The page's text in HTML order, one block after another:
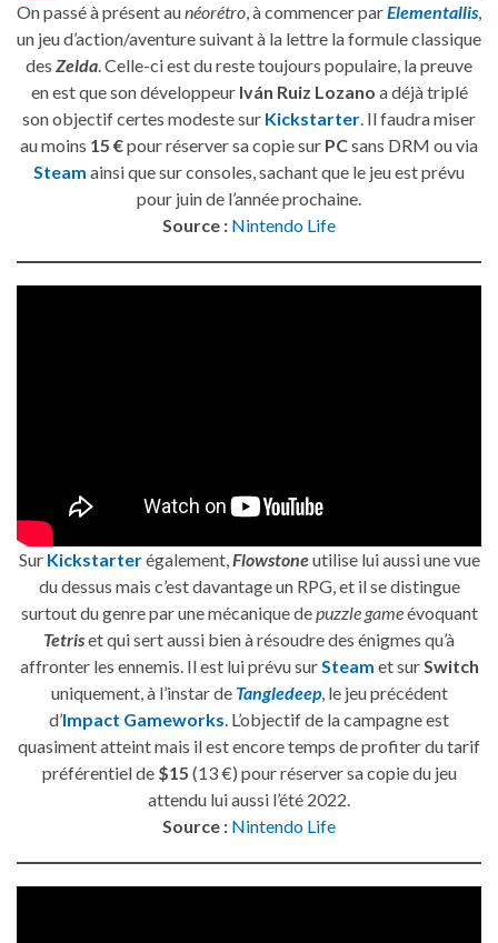
On passé à présent aunéorétro, à commencer parElementallis,
un jeu d’action/aventure suivant à la lettre la formule classique
des Zelda. Celle-ci est du reste toujours populaire, la preuve
en est que son développeur Iván Ruiz Lozano a déjà triplé
son objectif certes modeste sur Kickstarter. Il faudra miser
au moins 15 €pour réserver sa copie sur PCsans DRM ou via
Steam ainsi que sur consoles, sachant que le jeu est prévu
pour juin de l’année prochaine.
Source : Nintendo Life
Sur Kickstarterégalement,Flowstoneutilise lui aussi une vue
du dessus mais c’est davantage un RPG, et il se distingue
surtout du genre par une mécanique depuzzle gameévoquant
Tetriset qui sert aussi bien à résoudre des énigmes qu’à
affronter les ennemis. Il est lui prévu surSteam et surSwitch
uniquement, à l’instar de Tangledeep, le jeu précédent
d’Impact Gameworks. L’objectif de la campagne est
quasiment atteint mais il est encore temps de profiter du tarif
préférentiel de $15 (13 €) pour réserver sa copie du jeu
attendu lui aussi l’été 2022.
Source : Nintendo Life